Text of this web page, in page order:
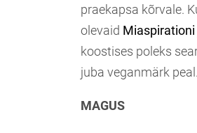
praekapsa kõrvale.
olevaid Miaspirationi
koostises poleks
juba veganmärk peal.
MAGUS